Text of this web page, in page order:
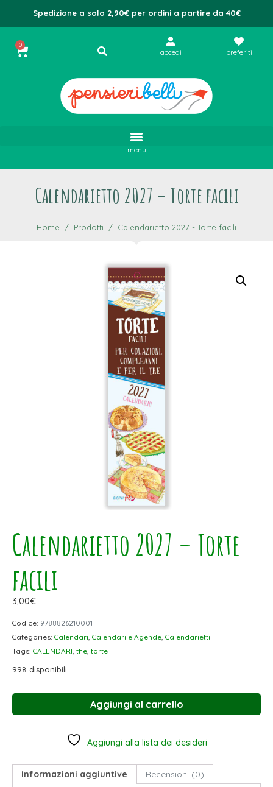
Spedizione a solo 2,90€ per ordini a partire da 40€
0
accedi preferiti
menu
Calendarietto 2027 – Torte facili
Home Prodotti Calendarietto 2027 - Torte facili
Calendarietto 2027 – Torte
facili
3,00€
Codice: 9788826210001
Categories: Calendari, Calendari e Agende, Calendarietti
Tags: CALENDARI, the, torte
998 disponibili
Aggiungi al carrello
Aggiungi alla lista dei desideri
Informazioni aggiuntive Recensioni (0)